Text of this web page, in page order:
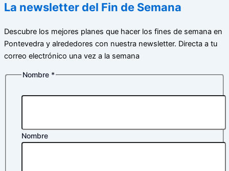
La newsletter del Fin de Semana
Descubre los mejores planes que hacer los fines de semana en
Pontevedra y alrededores con nuestra newsletter. Directa a tu
correo electrónico una vez a la semana
Nombre *
Nombre